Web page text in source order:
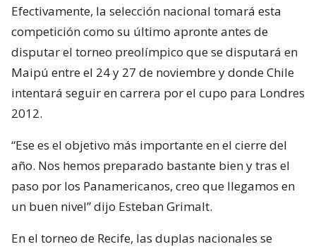
Efectivamente, la selección nacional tomará esta
competición como su último apronte antes de
disputar el torneo preolímpico que se disputará en
Maipú entre el 24 y 27 de noviembre y donde Chile
intentará seguir en carrera por el cupo para Londres
2012.
“Ese es el objetivo más importante en el cierre del
año. Nos hemos preparado bastante bien y tras el
paso por los Panamericanos, creo que llegamos en
un buen nivel” dijo Esteban Grimalt.
En el torneo de Recife, las duplas nacionales se